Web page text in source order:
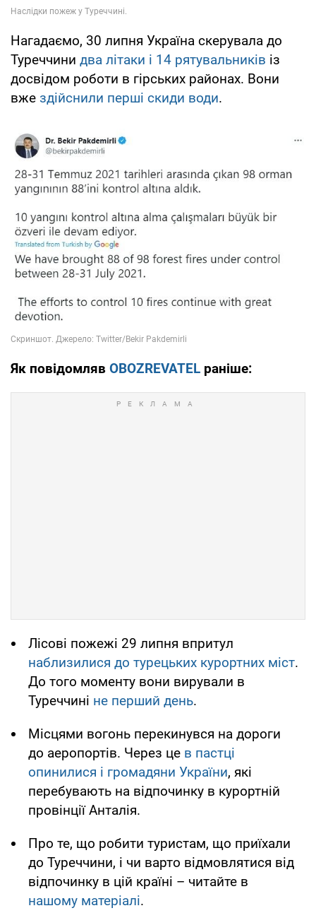
Нагадаємо, 30 липня Україна скерувала до
Туреччини два літаки і 14 рятувальників із
досвідом роботи в гірських районах. Вони
вже здійснили перші скиди води.
Як повідомляв OBOZREVATEL раніше:
Лісові пожежі 29 липня впритул
наблизилися до турецьких курортних міст.
До того моменту вони вирували в
Туреччині не перший день.
Місцями вогонь перекинувся на дороги
до аеропортів. Через це в пастці
опинилися і громадяни України, які
перебувають на відпочинку в курортній
провінції Анталія.
Про те, що робити туристам, що приїхали
до Туреччини, і чи варто відмовлятися від
відпочинку в цій країні – читайте в
нашому матеріалі.